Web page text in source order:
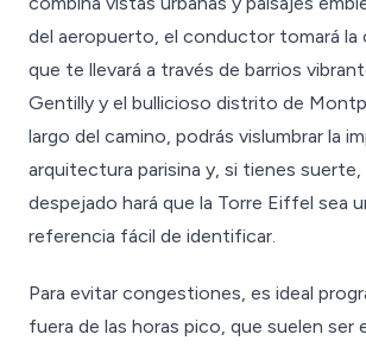
del aeropuerto, el conductor tomará la
que te llevará a través de barrios
Gentilly y el bullicioso distrito de
largo del camino, podrás vislumbrar la
arquitectura parisina y, si tienes suerte,
despejado hará que la Torre Eiffel sea
referencia fácil de identificar.
Para evitar congestiones, es ideal
fuera de las horas pico, que suelen ser